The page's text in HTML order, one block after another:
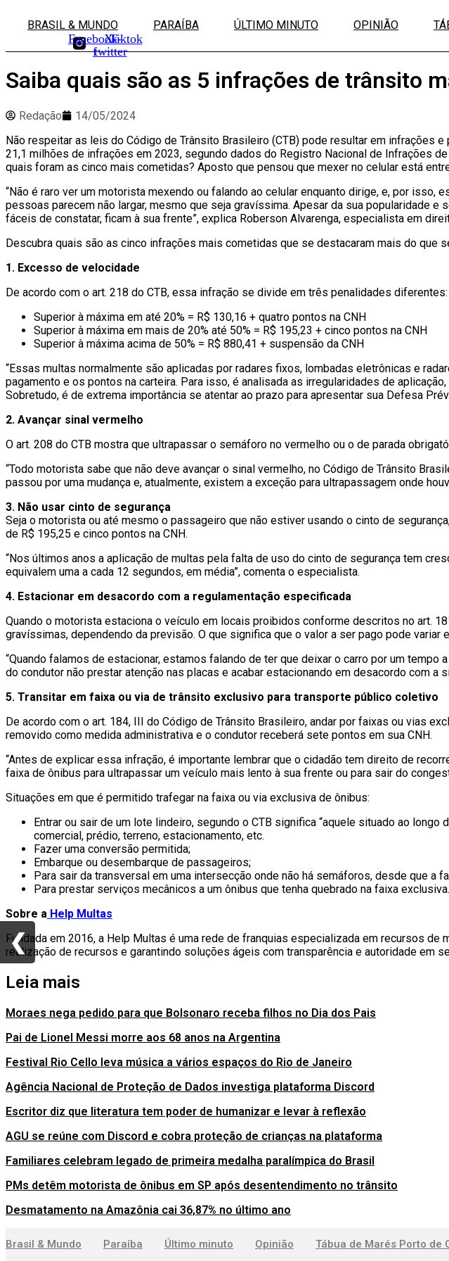
conteúdo
BRASIL & MUNDO PARAÍBA ÚLTIMO MINUTO OPINIÃO
Facebook-
f
X-
twitter
Tiktok
Saiba quais são as 5 infrações de trânsito
Redação
14/05/2024
Não respeitar as leis do Código de Trânsito Brasileiro (CTB) pode resultar em infrações
21,1 milhões de infrações em 2023, segundo dados do Registro Nacional de Infrações
quais foram as cinco mais cometidas? Aposto que pensou que mexer no celular está
“Não é raro ver um motorista mexendo ou falando ao celular enquanto dirige, e, por
pessoas parecem não largar, mesmo que seja gravíssima. Apesar da sua popularidade
fáceis de constatar, ficam à sua frente”, explica Roberson Alvarenga, especialista em
Descubra quais são as cinco infrações mais cometidas que se destacaram mais do que
1. Excesso de velocidade
De acordo com o art. 218 do CTB, essa infração se divide em três penalidades diferentes:
Superior à máxima em até 20% = R$ 130,16 + quatro pontos na CNH
Superior à máxima em mais de 20% até 50% = R$ 195,23 + cinco pontos na CNH
Superior à máxima acima de 50% = R$ 880,41 + suspensão da CNH
“Essas multas normalmente são aplicadas por radares fixos, lombadas eletrônicas e
pagamento e os pontos na carteira. Para isso, é analisada as irregularidades de
Sobretudo, é de extrema importância se atentar ao prazo para apresentar sua Defesa
2. Avançar sinal vermelho
O art. 208 do CTB mostra que ultrapassar o semáforo no vermelho ou o de parada
“Todo motorista sabe que não deve avançar o sinal vermelho, no Código de Trânsito
passou por uma mudança e, atualmente, existem a exceção para ultrapassagem onde
3. Não usar cinto de segurança
Seja o motorista ou até mesmo o passageiro que não estiver usando o cinto de
de R$ 195,25 e cinco pontos na CNH.
“Nos últimos anos a aplicação de multas pela falta de uso do cinto de segurança tem
equivalem uma a cada 12 segundos, em média”, comenta o especialista.
4. Estacionar em desacordo com a regulamentação especificada
Quando o motorista estaciona o veículo em locais proibidos conforme descritos no art.
gravíssimas, dependendo da previsão. O que significa que o valor a ser pago pode variar
“Quando falamos de estacionar, estamos falando de ter que deixar o carro por um
do condutor não prestar atenção nas placas e acabar estacionando em desacordo com a
5. Transitar em faixa ou via de trânsito exclusivo para transporte público coletivo
De acordo com o art. 184, III do Código de Trânsito Brasileiro, andar por faixas ou vias
removido como medida administrativa e o condutor receberá sete pontos em sua CNH.
“Antes de explicar essa infração, é importante lembrar que o cidadão tem direito de
faixa de ônibus para ultrapassar um veículo mais lento à sua frente ou para sair do
Situações em que é permitido trafegar na faixa ou via exclusiva de ônibus:
Entrar ou sair de um lote lindeiro, segundo o CTB significa “aquele situado ao
comercial, prédio, terreno, estacionamento, etc.
Fazer uma conversão permitida;
Embarque ou desembarque de passageiros;
Para sair da transversal em uma intersecção onde não há semáforos, desde que a
Para prestar serviços mecânicos a um ônibus que tenha quebrado na faixa exclusiva.
Sobre a Help Multas
Fundada em 2016, a Help Multas é uma rede de franquias especializada em recursos
realização de recursos e garantindo soluções ágeis com transparência e autoridade em
Leia mais
Moraes nega pedido para que Bolsonaro receba filhos no Dia dos Pais
Pai de Lionel Messi morre aos 68 anos na Argentina
Festival Rio Cello leva música a vários espaços do Rio de Janeiro
Agência Nacional de Proteção de Dados investiga plataforma Discord
Escritor diz que literatura tem poder de humanizar e levar à reflexão
AGU se reúne com Discord e cobra proteção de crianças na plataforma
Familiares celebram legado de primeira medalha paralímpica do Brasil
PMs detêm motorista de ônibus em SP após desentendimento no trânsito
Desmatamento na Amazônia cai 36,87% no último ano
Brasil & Mundo Paraíba Último minuto Opinião Tábua de Marés Porto de
❮
❮